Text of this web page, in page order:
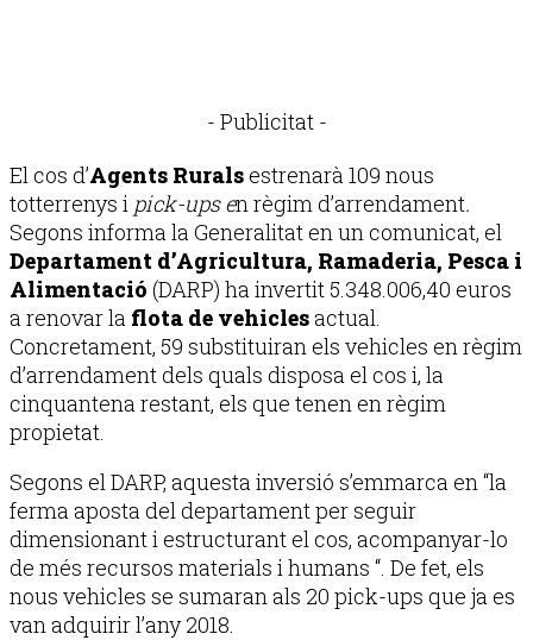
- Publicitat -
El cos d’Agents Ruralsestrenarà 109 nous
totterrenys i pick-ups en règim d’arrendament.
Segons informa la Generalitat en un comunicat, el
Departament d’Agricultura, Ramaderia, Pesca i
Alimentació (DARP) ha invertit 5.348.006,40 euros
a renovar la flota de vehiclesactual.
Concretament, 59 substituiran els vehicles en règim
d’arrendament dels quals disposa el cos i, la
cinquantena restant, els que tenen en règim
propietat.
Segons el DARP, aquesta inversió s’emmarca en “la
ferma aposta del departament per seguir
dimensionant i estructurant el cos, acompanyar-lo
de més recursos materials i humans “. De fet, els
nous vehicles se sumaran als 20 pick-ups que ja es
van adquirir l’any 2018.